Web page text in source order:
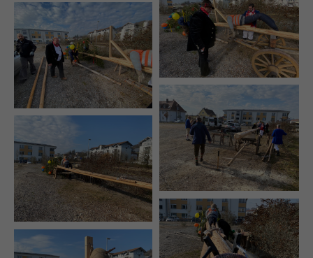
About us
Lorem ipsum dolor sit amet, consectetuer
adipiscing elit.
Aenean commodo ligula eget dolor. Aenean
massa. Cum sociis natoque penatibus et magnis
dis parturient montes, nascetur ridiculus mus.
Donec quam felis, ultricies nec.